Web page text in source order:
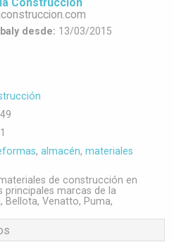
Construcción
desde: 13/03/2015
, almacén, materiales
de construcción en
principales marcas de la
Bellota, Venatto, Puma,